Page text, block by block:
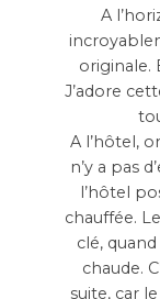
A
originale.
J’adore
A l’hôtel,
n’y a pas
l’hôtel
chauffée.
clé,
chaude.
suite, car